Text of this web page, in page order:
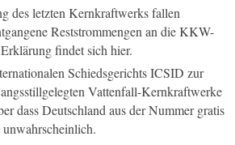
des letzten Kernkraftwerks fallen
Reststrommengen an die KKW-
findet sich hier.
Schiedsgerichts ICSID zur
Vattenfall-Kernkraftwerke
dass Deutschland aus der Nummer gratis